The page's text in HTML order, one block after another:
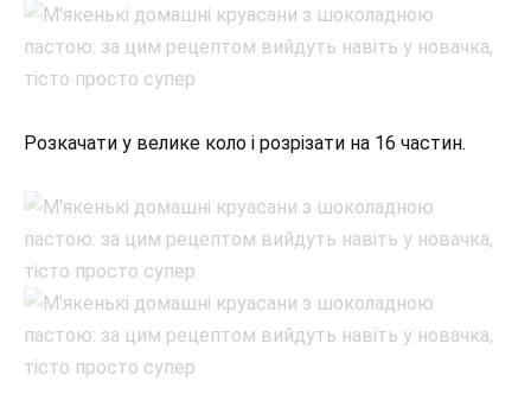
Розкачати у велике коло і розрізати на 16 частин.